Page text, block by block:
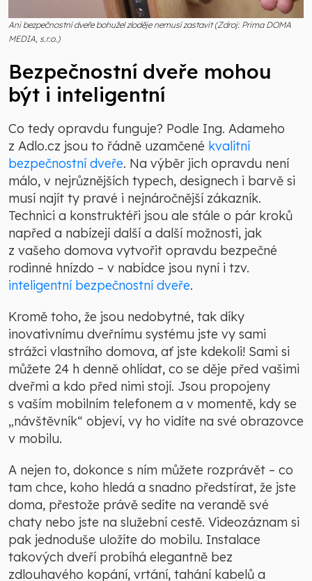
Ani bezpečnostní dveře bohužel zloděje nemusí zastavit (Zdroj: Prima DOMA
MEDIA, s.r.o.)
Bezpečnostní dveře mohou
být i inteligentní
Co tedy opravdu funguje? Podle Ing. Adameho
z Adlo.cz jsou to řádně uzamčené kvalitní
bezpečnostní dveře. Na výběr jich opravdu není
málo, v nejrůznějších typech, designech i barvě si
musí najít ty pravé i nejnáročnější zákazník.
Technici a konstruktéři jsou ale stále o pár kroků
napřed a nabízejí další a další možnosti, jak
z vašeho domova vytvořit opravdu bezpečné
rodinné hnízdo – v nabídce jsou nyní i tzv.
inteligentní bezpečnostní dveře.
Kromě toho, že jsou nedobytné, tak díky
inovativnímu dveřnímu systému jste vy sami
strážci vlastního domova, ať jste kdekoli! Sami si
můžete 24 h denně ohlídat, co se děje před vašimi
dveřmi a kdo před nimi stojí. Jsou propojeny
s vaším mobilním telefonem a v momentě, kdy se
„návštěvník“ objeví, vy ho vidíte na své obrazovce
v mobilu.
A nejen to, dokonce s ním můžete rozprávět – co
tam chce, koho hledá a snadno předstírat, že jste
doma, přestože právě sedíte na verandě své
chaty nebo jste na služební cestě. Videozáznam si
pak jednoduše uložíte do mobilu. Instalace
takových dveří probíhá elegantně bez
zdlouhavého kopání, vrtání, tahání kabelů a